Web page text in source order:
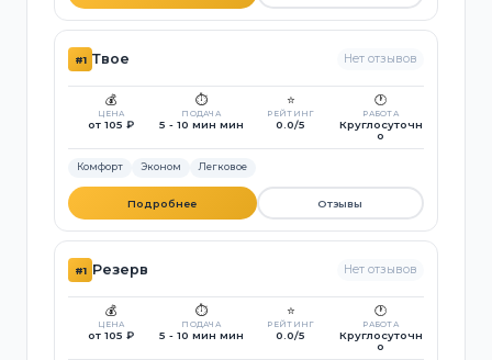
#1 Твое Нет отзывов
💰
ЦЕНА
от 105 ₽
⏱️
ПОДАЧА
5 - 10 мин мин
⭐
РЕЙТИНГ
0.0/5
🕐
РАБОТА
Круглосуточн
о
Комфорт Эконом Легковое
Подробнее Отзывы
#1 Резерв Нет отзывов
💰
ЦЕНА
от 105 ₽
⏱️
ПОДАЧА
5 - 10 мин мин
⭐
РЕЙТИНГ
0.0/5
🕐
РАБОТА
Круглосуточн
о